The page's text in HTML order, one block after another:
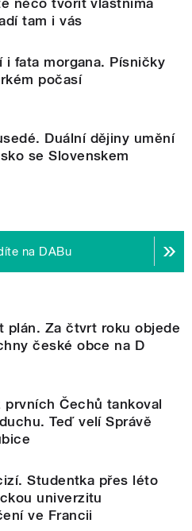
tam i vás
i fata morgana. Písničky
počasí
Duální dějiny umění
se Slovenskem
na DABu
plán. Za čtvrt roku objede
české obce na D
prvních Čechů tankoval
Teď velí Správě
Studentka přes léto
univerzitu
ve Francii